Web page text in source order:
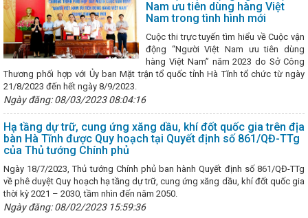
Hà Tĩnh thực hiện chuyển đổi số
Chúc mừng doanh nghiệp
Nam (13/10)
Bộ trưởng Bộ Công Thương, Trưởng Đoàn đàm
mại với Hoa Kỳ Nguyễn Hồng Diên tiếp Ngài Marc E. Knapper, Đại sứ
chúng quốc Hoa Kỳ tại Việt Nam
Hà Tĩnh sẵn sàng cho Giờ
đạo, phấn đấu đạt và vượt các chỉ tiêu năm 2024
Các hoạt
Long trong khuôn khổ chuyến thăm cấp nhà nước Cộng hòa
Bí thư Tô Lâm
Hôm nay Quốc hội thảo luận về phát triển trí tuệ
sản phẩm đạt Ocop 4 sao năm 2025
vụ Đảng ủy UBND tỉnh
Hà Tĩnh hoàn thành sơ kết giữa nhiệm kỳ
tương đương
“Thương hiệu Quốc gia Việt Nam - Nâng tầm giá
Thương hiệu Quốc gia năm 2024
Công đoàn ngành Công
Chủ tịch Công đoàn ngành
Hội nghị tổng kết công tác năm
Đảng bộ Bộ Công Thương
bảo cung ứng điện và xăng dầu cho phát triển kinh tế xã hội
lợi các quyết sách chiến lược của Đảng
Gỡ khó cho doanh
qua thương mại điện tử xuyên biên giới
sinh Đại thi hào Nguyễn Du
Nam ưu tiên dùng hàng Việt
Nam trong tình hình mới
Cuộc thi trực tuyến tìm hiểu về Cuộc vận
động “Người Việt Nam ưu tiên dùng
hàng Việt Nam” năm 2023 do Sở Công
Thương phối hợp với Ủy ban Mặt trận tổ quốc tỉnh Hà Tĩnh tổ chức từ ngày
21/8/2023 đến hết ngày 8/9/2023.
Ngày đăng: 08/03/2023 08:04:16
Hạ tầng dự trữ, cung ứng xăng dầu, khí đốt quốc gia trên địa
bàn Hà Tĩnh được Quy hoạch tại Quyết định số 861/QĐ-TTg
của Thủ tướng Chính phủ
Ngày 18/7/2023, Thủ tướng Chính phủ ban hành Quyết định số 861/QĐ-TTg
về phê duyệt Quy hoạch hạ tầng dự trữ, cung ứng xăng dầu, khí đốt quốc gia
thời kỳ 2021 – 2030, tầm nhìn đến năm 2050.
Ngày đăng: 08/02/2023 15:59:36